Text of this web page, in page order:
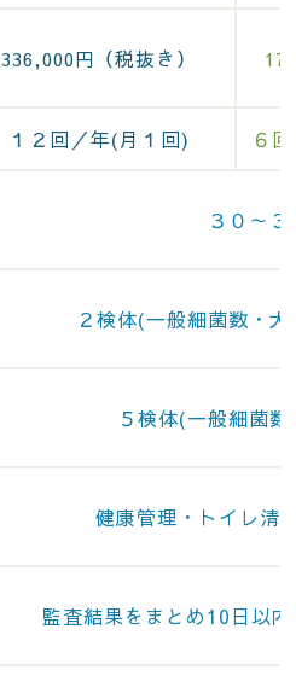
336,000円 （税抜き）
１２回／年(月１回) ６
３０～
２検体(一般細菌数・
５検体(一般細菌
健康管理・トイレ清
監査結果をまとめ10日以